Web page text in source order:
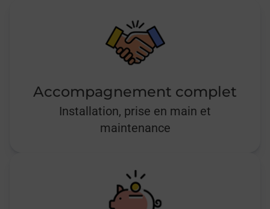
Accompagnement complet
Installation, prise en main et
maintenance